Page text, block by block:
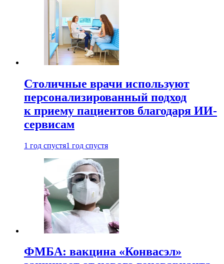
Столичные врачи используют
персонализированный подход
к приему пациентов благодаря ИИ-
сервисам
1 год спустя1 год спустя
ФМБА: вакцина «Конвасэл»